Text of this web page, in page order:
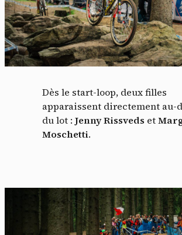
Dès le start-loop, deux filles
apparaissent directement au-
du lot : Jenny Rissveds et
Moschetti.